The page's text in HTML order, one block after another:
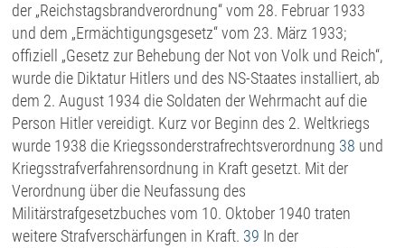
der „Reichstagsbrandverordnung“ vom 28. Februar 1933
und dem „Ermächtigungsgesetz“ vom 23. März 1933;
offiziell „Gesetz zur Behebung der Not von Volk und Reich“,
wurde die Diktatur Hitlers und des NS-Staates installiert, ab
dem 2. August 1934 die Soldaten der Wehrmacht auf die
Person Hitler vereidigt. Kurz vor Beginn des 2. Weltkriegs
wurde 1938 die Kriegssonderstrafrechtsverordnung 38 und
Kriegsstrafverfahrensordnung in Kraft gesetzt. Mit der
Verordnung über die Neufassung des
Militärstrafgesetzbuches vom 10. Oktober 1940 traten
weitere Strafverschärfungen in Kraft. 39 In der